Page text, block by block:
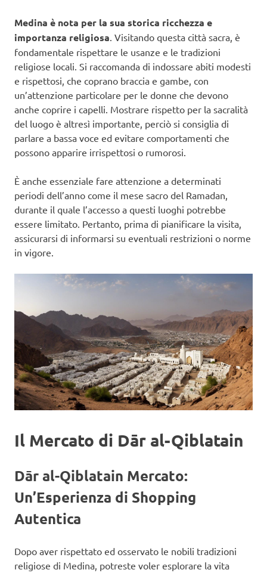
Medina è nota per la sua storica ricchezza e
importanza religiosa. Visitando questa città sacra, è
fondamentale rispettare le usanze e le tradizioni
religiose locali. Si raccomanda di indossare abiti modesti
e rispettosi, che coprano braccia e gambe, con
un’attenzione particolare per le donne che devono
anche coprire i capelli. Mostrare rispetto per la sacralità
del luogo è altresì importante, perciò si consiglia di
parlare a bassa voce ed evitare comportamenti che
possono apparire irrispettosi o rumorosi.
È anche essenziale fare attenzione a determinati
periodi dell’anno come il mese sacro del Ramadan,
durante il quale l’accesso a questi luoghi potrebbe
essere limitato. Pertanto, prima di pianificare la visita,
assicurarsi di informarsi su eventuali restrizioni o norme
in vigore.
Il Mercato di Dār al-Qiblatain
Dār al-Qiblatain Mercato:
Un’Esperienza di Shopping
Autentica
Dopo aver rispettato ed osservato le nobili tradizioni
religiose di Medina, potreste voler esplorare la vita